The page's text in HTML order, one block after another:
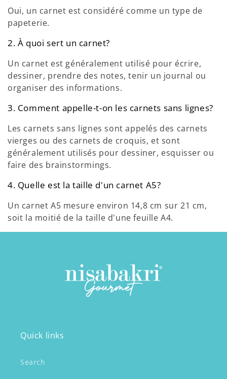
Oui, un carnet est considéré comme un type de
papeterie.
2. À quoi sert un carnet?
Un carnet est généralement utilisé pour écrire,
dessiner, prendre des notes, tenir un journal ou
organiser des informations.
3. Comment appelle-t-on les carnets sans lignes?
Les carnets sans lignes sont appelés des carnets
vierges ou des carnets de croquis, et sont
généralement utilisés pour dessiner, esquisser ou
faire des brainstormings.
4. Quelle est la taille d'un carnet A5?
Un carnet A5 mesure environ 14,8 cm sur 21 cm,
soit la moitié de la taille d'une feuille A4.
Quick links
Search